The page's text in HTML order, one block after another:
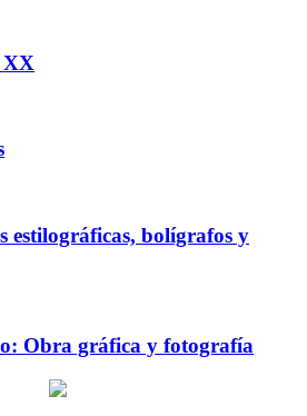
XX
bolígrafos y
Obra gráfica y fotografía